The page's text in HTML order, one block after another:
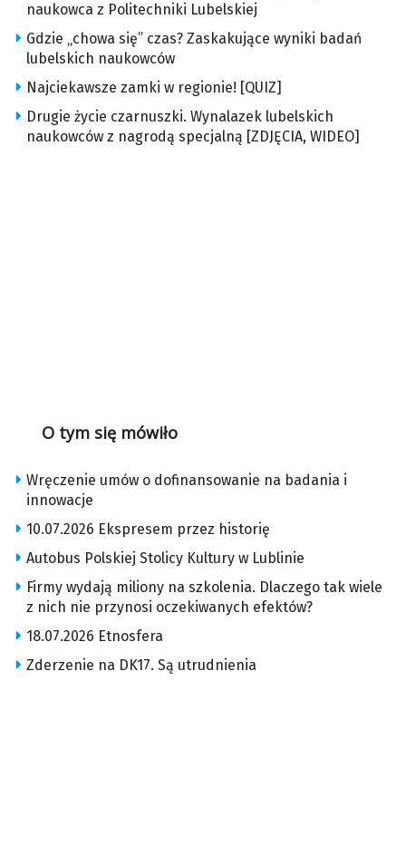
naukowca z Politechniki Lubelskiej
Gdzie „chowa się” czas? Zaskakujące wyniki badań
lubelskich naukowców
Najciekawsze zamki w regionie! [QUIZ]
Drugie życie czarnuszki. Wynalazek lubelskich
naukowców z nagrodą specjalną [ZDJĘCIA, WIDEO]
O tym się mówiło
Wręczenie umów o dofinansowanie na badania i
innowacje
10.07.2026 Ekspresem przez historię
Autobus Polskiej Stolicy Kultury w Lublinie
Firmy wydają miliony na szkolenia. Dlaczego tak wiele
z nich nie przynosi oczekiwanych efektów?
18.07.2026 Etnosfera
Zderzenie na DK17. Są utrudnienia